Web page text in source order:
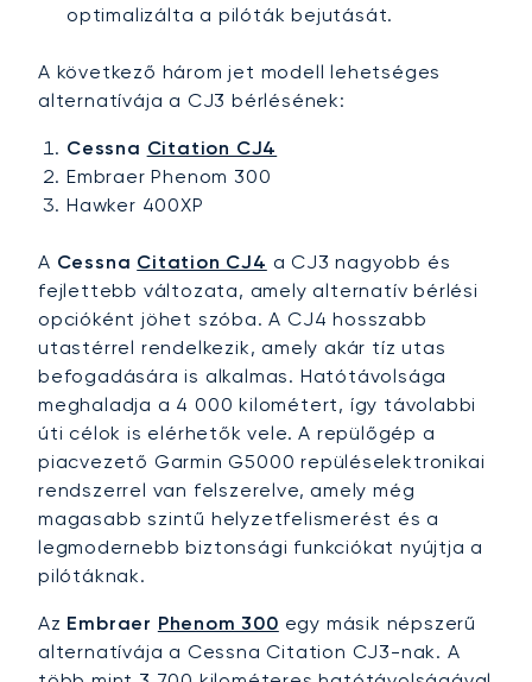
optimalizálta a pilóták bejutását.
A következő három jet modell lehetséges
alternatívája a CJ3 bérlésének:
Cessna Citation CJ4
Embraer Phenom 300
Hawker 400XP
A Cessna Citation CJ4 a CJ3 nagyobb és
fejlettebb változata, amely alternatív bérlési
opcióként jöhet szóba. A CJ4 hosszabb
utastérrel rendelkezik, amely akár tíz utas
befogadására is alkalmas. Hatótávolsága
meghaladja a 4 000 kilométert, így távolabbi
úti célok is elérhetők vele. A repülőgép a
piacvezető Garmin G5000 repüléselektronikai
rendszerrel van felszerelve, amely még
magasabb szintű helyzetfelismerést és a
legmodernebb biztonsági funkciókat nyújtja a
pilótáknak.
Az Embraer Phenom 300 egy másik népszerű
alternatívája a Cessna Citation CJ3-nak. A